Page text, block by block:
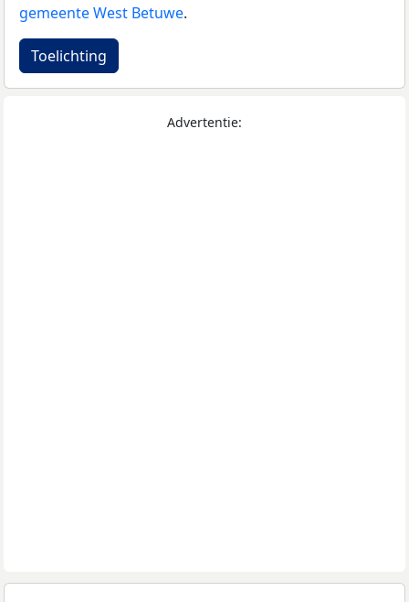
gemeente West Betuwe.
Toelichting
Advertentie: